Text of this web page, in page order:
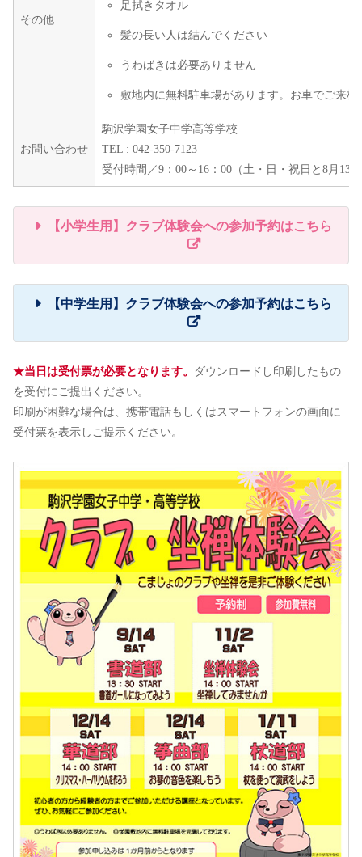
その他
足拭きタオル
髪の長い人は結んでください
うわばきは必要ありません
敷地内に無料駐車場があります。お車でご来
お問い合わせ
駒沢学園女子中学高等学校
TEL : 042-350-7123
受付時間／9：00～16：00（土・日・祝日と8月13
【小学生用】クラブ体験会への参加予約はこちら
【中学生用】クラブ体験会への参加予約はこちら
★当日は受付票が必要となります。
ダウンロードし印刷したもの
を受付にご提出ください。
印刷が困難な場合は、携帯電話もしくはスマートフォンの画面に
受付票を表示しご提示ください。